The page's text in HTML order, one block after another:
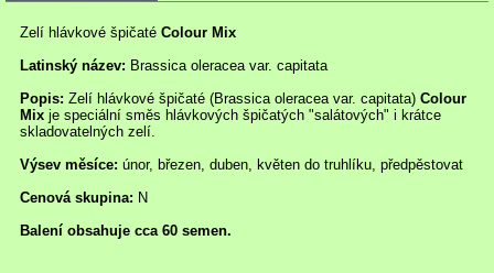
Zelí hlávkové špičaté Colour Mix
Latinský název: Brassica oleracea var. capitata
Popis: Zelí hlávkové špičaté (Brassica oleracea var. capitata) Colour
Mix je speciální směs hlávkových špičatých "salátových" i krátce
skladovatelných zelí.
Výsev měsíce: únor, březen, duben, květen do truhlíku, předpěstovat
Cenová skupina: N
Balení obsahuje cca 60 semen.